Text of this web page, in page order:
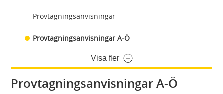
Provtagningsanvisningar
Provtagningsanvisningar A-Ö
Visa fler
Provtagningsanvisningar A-Ö